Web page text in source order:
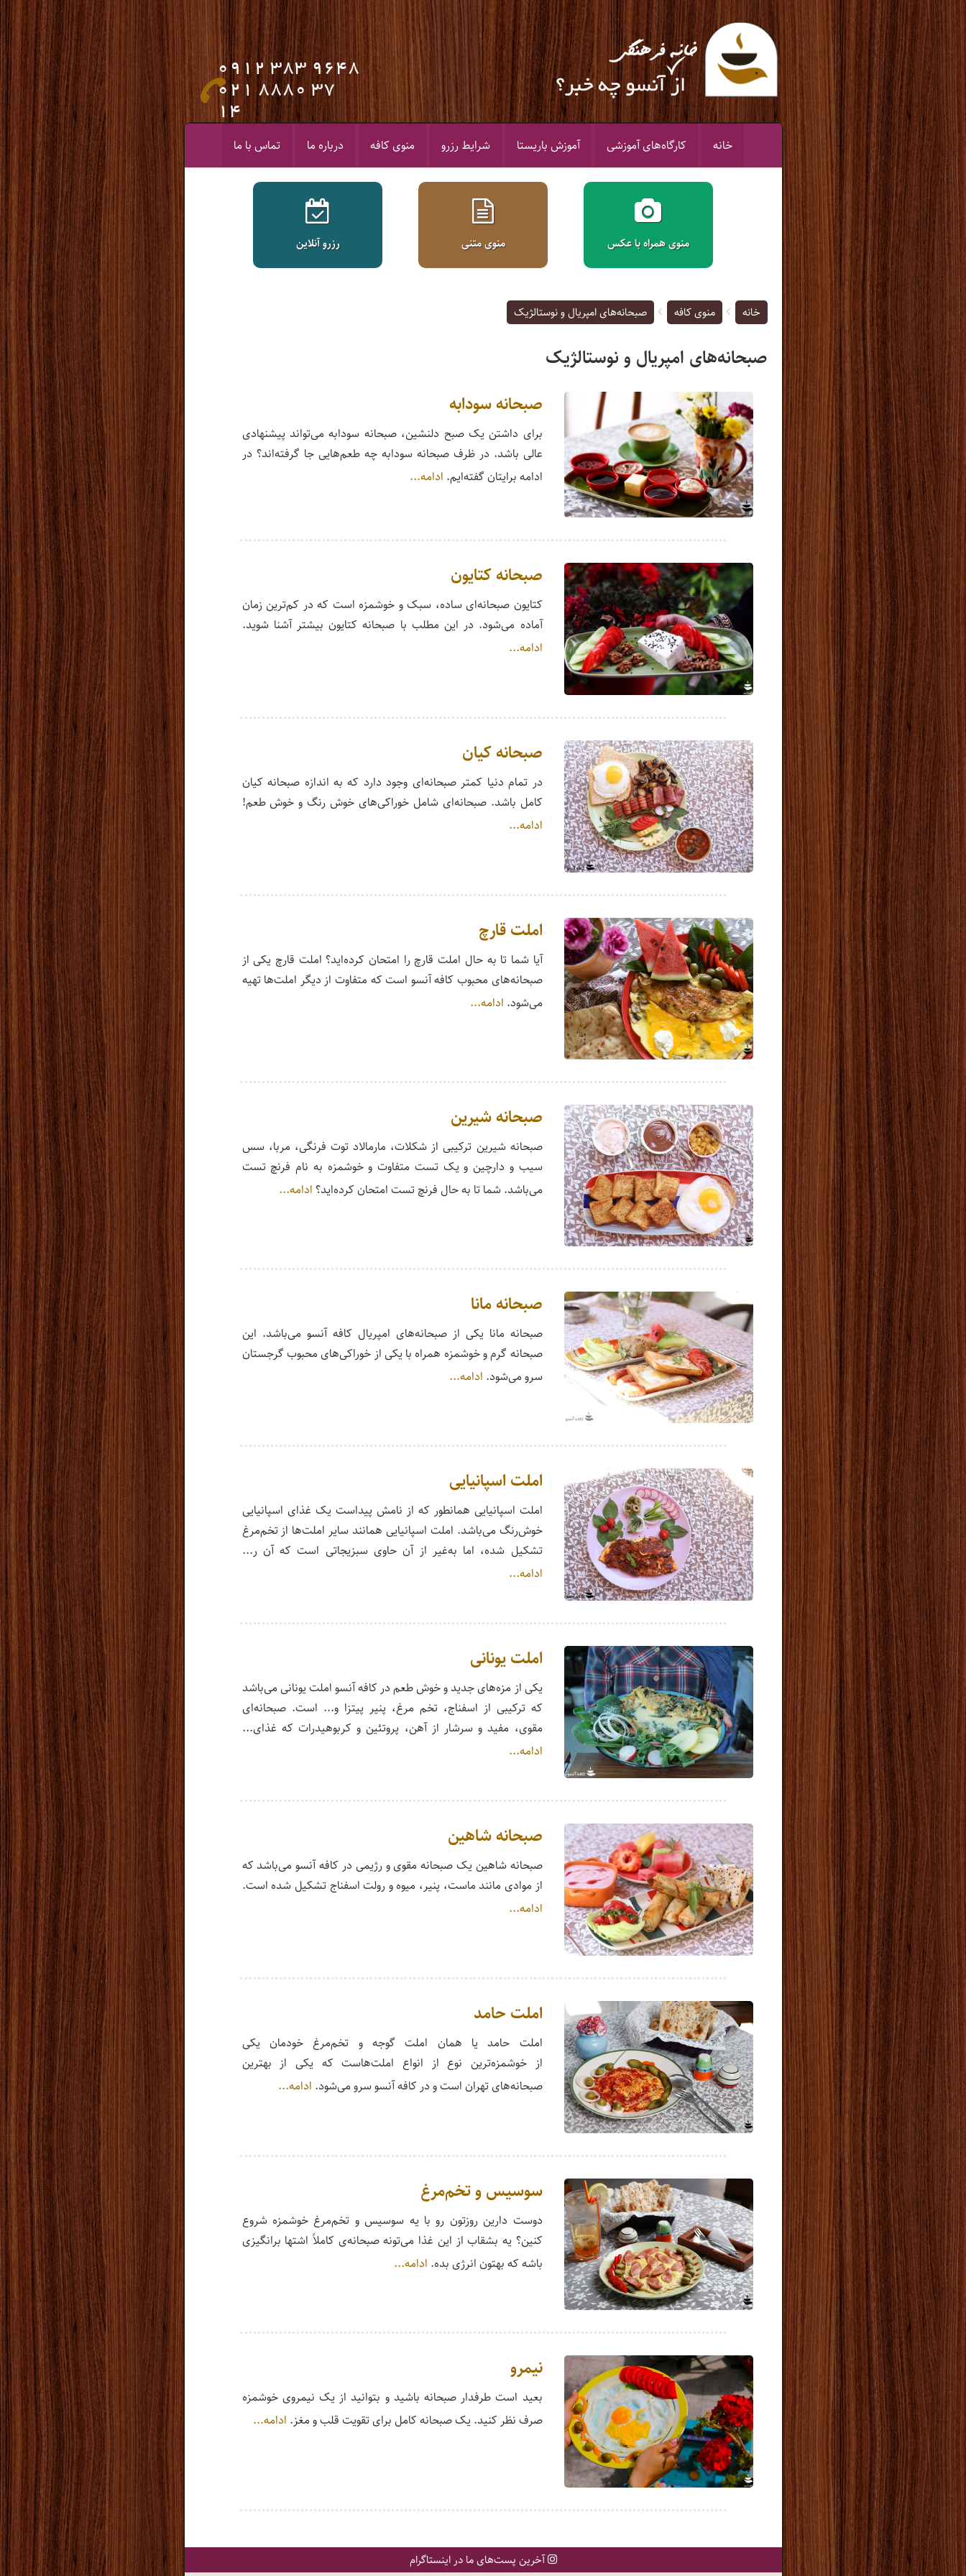
0912 383 9648
021 8880 37
14
خانه کارگاه‌‌های آموزشی آموزش باریستا شرایط رزرو منوی کافه درباره ما تماس با ما
منوی همراه با عکس منوی متنی رزرو آنلاین
خانه منوی کافه صبحانه‌های امپریال و نوستالژیک
صبحانه‌های امپریال و نوستالژیک
صبحانه سودابه
برای داشتن یک صبح دلنشین، صبحانه سودابه می‌تواند پیشنهادی
عالی باشد. در ظرف صبحانه سودابه چه طعم‌هایی جا گرفته‌اند؟ در
ادامه برایتان گفته‌ایم. ادامه...
صبحانه کتایون
کتایون صبحانه‌ای ساده، سبک و خوشمزه است که در کم‌ترین زمان
آماده می‌شود. در این مطلب با صبحانه کتایون بیشتر آشنا شوید.
ادامه...
صبحانه کیان
در تمام دنیا کمتر صبحانه‌‌ای وجود دارد که به اندازه صبحانه کیان
کامل باشد. صبحانه‌ای شامل خوراکی‌های خوش رنگ و خوش طعم!
ادامه...
املت قارچ
آیا شما تا به حال املت قارچ را امتحان کرده‌اید؟ املت قارچ یکی از
صبحانه‌های محبوب کافه آنسو است که متفاوت از دیگر املت‌ها تهیه
می‌شود. ادامه...
صبحانه شیرین
صبحانه شیرین ترکیبی از شکلات، مارمالاد توت فرنگی، مربا، سس
سیب و دارچین و یک تست متفاوت و خوشمزه به نام فرنچ تست
می‌باشد. شما تا به حال فرنچ تست امتحان کرده‌اید؟ ادامه...
صبحانه مانا
صبحانه مانا یکی از صبحانه‌های امپریال کافه آنسو می‌باشد. این
صبحانه گرم و خوشمزه همراه با یکی از خوراکی‌های محبوب گرجستان
سرو می‌شود. ادامه...
املت اسپانیایی
املت اسپانیایی همانطور که از نامش پیداست یک غذای اسپانیایی
خوش‌رنگ می‌باشد. املت اسپانیایی همانند سایر املت‌ها از تخم‌مرغ
تشکیل شده، اما به‌غیر از آن حاوی سبزیجاتی است که آن ر...
ادامه...
املت یونانی
یکی از مزه‌های جدید و خوش طعم در کافه آنسو املت یونانی می‌باشد
که ترکیبی از اسفناج، تخم مرغ، پنیر پیتزا و... است. صبحانه‌‌ای
مقوی، مفید و سرشار از آهن، پروتئین و کربوهیدرات که غذای...
ادامه...
صبحانه شاهین
صبحانه شاهین یک صبحانه مقوی و رژیمی در کافه آنسو می‌باشد که
از موادی مانند ماست، پنیر، میوه و رولت اسفناج تشکیل شده است.
ادامه...
املت حامد
املت حامد یا همان املت گوجه و تخم‌مرغ خودمان یکی
از خوشمزه‌ترین نوع از انواع املت‌هاست که یکی از بهترین
صبحانه‌های تهران است و در کافه آنسو سرو می‌شود. ادامه...
سوسیس و تخم‌مرغ
دوست دارین روزتون رو با یه سوسیس و تخم‌‏مرغ خوشمزه شروع
کنین؟ یه بشقاب از این غذا می‌تونه صبحانه‌ی کاملاً اشتها برانگیزی
باشه که بهتون انرژی بده. ادامه...
نیمرو
بعید است طرفدار صبحانه باشید و بتوانید از یک نیمروی خوشمزه
صرف نظر کنید. یک صبحانه کامل برای تقویت قلب و مغز. ادامه...
آخرین پست‌های ما در اینستاگرام